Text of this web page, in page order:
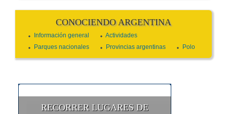
CONOCIENDO ARGENTINA
Información general
Actividades
Parques nacionales
Provincias argentinas Polo
RECORRER LUGARES DE